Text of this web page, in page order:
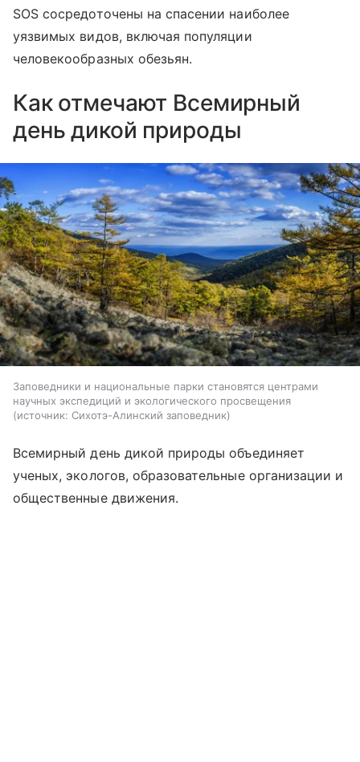
SOS сосредоточены на спасении наиболее
уязвимых видов, включая популяции
человекообразных обезьян.
Как отмечают Всемирный
день дикой природы
Заповедники и национальные парки становятся центрами
научных экспедиций и экологического просвещения
источник: Сихотэ-Алинский заповедник
Всемирный день дикой природы объединяет
ученых, экологов, образовательные организации и
общественные движения.